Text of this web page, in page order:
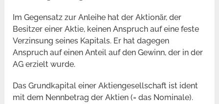
Im Gegensatz zur Anleihe hat der Aktionär, der
Besitzer einer Aktie, keinen Anspruch auf eine feste
Verzinsung seines Kapitals. Er hat dagegen
Anspruch auf einen Anteil auf den Gewinn, der in der
AG erzielt wurde.
Das Grundkapital einer Aktiengesellschaft ist ident
mit dem Nennbetrag der Aktien (= das Nominale).